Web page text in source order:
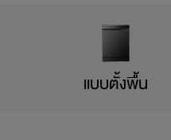
แบบตั้งพื้น